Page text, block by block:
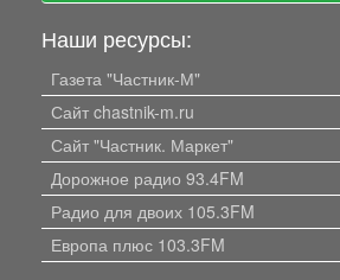
Наши ресурсы:
Газета "Частник-М"
Сайт chastnik-m.ru
Сайт "Частник. Маркет"
Дорожное радио 93.4FM
Радио для двоих 105.3FM
Европа плюс 103.3FM